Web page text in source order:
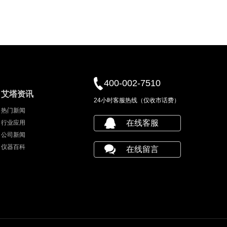
艾塔资讯
热门新闻
行业应用
公司新闻
仪器百科
400-002-7510
24小时客服热线（仅收市话费）
在线客服
在线留言